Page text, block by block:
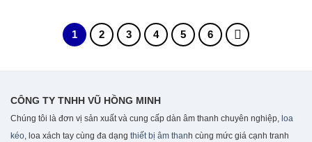
1 2 3 4 5 6
CÔNG TY TNHH VŨ HỒNG MINH
Chúng tôi là đơn vị sản xuất và cung cấp dàn âm thanh chuyên nghiệp, loa
kéo, loa xách tay cùng đa dạng thiết bị âm than h cùng mức giá cạnh tranh